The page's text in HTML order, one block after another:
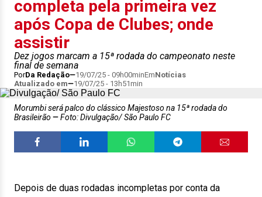
completa pela primeira vez
após Copa de Clubes; onde
assistir
Dez jogos marcam a 15ª rodada do campeonato neste
final de semana
PorDa Redação 19/07/25 - 09h00minEmNotícias
Atualizado em
19/07/25 - 13h51min
Morumbi será palco do clássico Majestoso na 15ª rodada do
Brasileirão
Foto: Divulgação/ São Paulo FC
Depois de duas rodadas incompletas por conta da